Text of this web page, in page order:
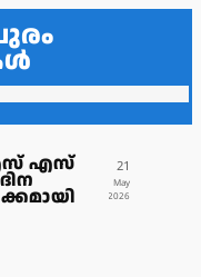
എസ് 21
May
2026